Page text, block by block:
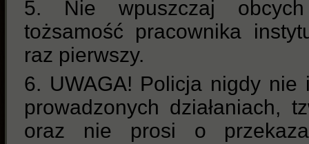
5. Nie wpuszczaj
tożsamość pracownika
raz pierwszy.
6. UWAGA! Policja nigdy nie
prowadzonych działaniach,
oraz nie prosi o